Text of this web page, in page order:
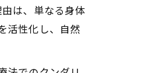
は、単なる身体
活性化し、自然